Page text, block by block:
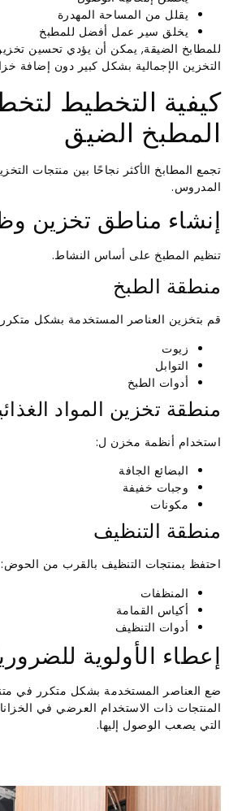
يقلل من المساحة المهدرة
يخلق سير عمل أفضل للمطبخ
للمطابخ الضيقة, يمكن أن يؤدي تحسين
التخزين الإجمالية بشكل كبير دون إضافة
كيفية التخطيط
المطبخ الضيق
تجمع المطابخ الأكثر نجاحًا بين منتجات
المدروس.
إنشاء مناطق تخزين
تنظيم المطبخ على أساس النشاط.
منطقة الطبخ
قم بتخزين العناصر المستخدمة بشكل
زيوت
التوابل
أدوات الطبخ
منطقة تخزين المواد
استخدام أنظمة مخزن ل:
البضائع الجافة
وجبات خفيفة
مكونات
منطقة التنظيف
احتفظ بمنتجات التنظيف بالقرب من الحوض:
المنظفات
أكياس القمامة
أدوات التنظيف
إعطاء الأولوية
ضع العناصر المستخدمة بشكل متكرر في
المنتجات ذات الاستخدام العرضي في
التي يصعب الوصول إليها.